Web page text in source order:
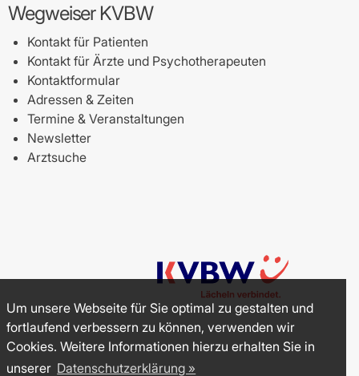
Wegweiser KVBW
Kontakt für Patienten
Kontakt für Ärzte und Psychotherapeuten
Kontaktformular
Adressen & Zeiten
Termine & Veranstaltungen
Newsletter
Arztsuche
Um unsere Webseite für Sie optimal zu gestalten und
fortlaufend verbessern zu können, verwenden wir
Cookies. Weitere Informationen hierzu erhalten Sie in
unserer Datenschutzerklärung »